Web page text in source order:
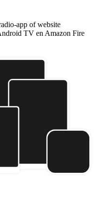
app of website
TV en Amazon Fire